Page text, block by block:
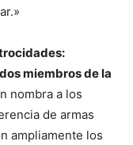
miembros de la
nombra a los
de armas
ampliamente los